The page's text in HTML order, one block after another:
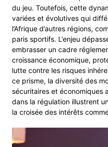
du jeu. Toutefois, cette
variées et évolutives qui
l’Afrique d’autres régions,
paris sportifs. L’enjeu
embrasser un cadre
croissance économique,
lutte contre les risques
ce prisme, la diversité des
sécuritaires et économiques
dans la régulation illustrent
la croisée des intérêts